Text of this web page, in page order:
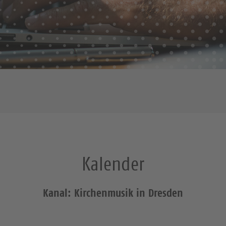
Kalender
Kanal: Kirchenmusik in Dresden